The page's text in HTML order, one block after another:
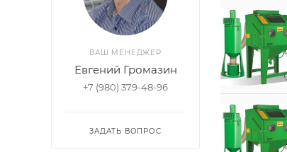
ВАШ МЕНЕДЖЕР
Евгений Громазин
+7 (980) 379-48-96
ЗАДАТЬ ВОПРОС